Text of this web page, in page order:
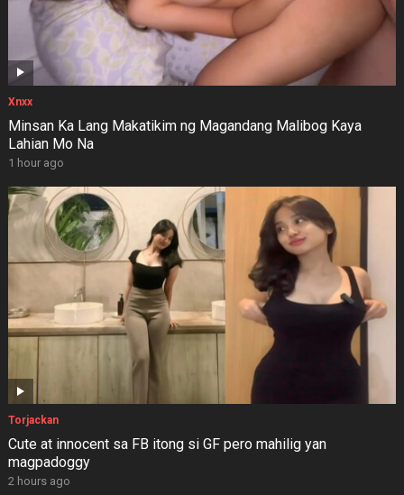
Xnxx
Minsan Ka Lang Makatikim ng Magandang Malibog Kaya
Lahian Mo Na
1 hour ago
Torjackan
Cute at innocent sa FB itong si GF pero mahilig yan
magpadoggy
2 hours ago